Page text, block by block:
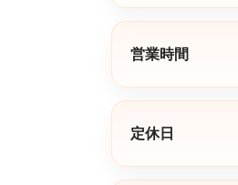
営業時間
定休日